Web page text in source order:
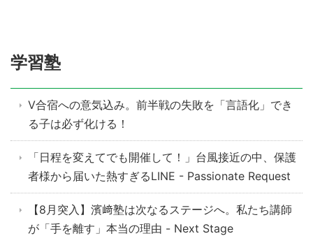
学習塾
V合宿への意気込み。前半戦の失敗を「言語化」でき
る子は必ず化ける！
「日程を変えてでも開催して！」台風接近の中、保護
者様から届いた熱すぎるLINE - Passionate Request
【8月突入】濱﨑塾は次なるステージへ。私たち講師
が「手を離す」本当の理由 - Next Stage